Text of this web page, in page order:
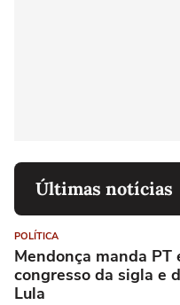
Últimas notícias
POLÍTICA
Mendonça manda
congresso da sigla e
Lula